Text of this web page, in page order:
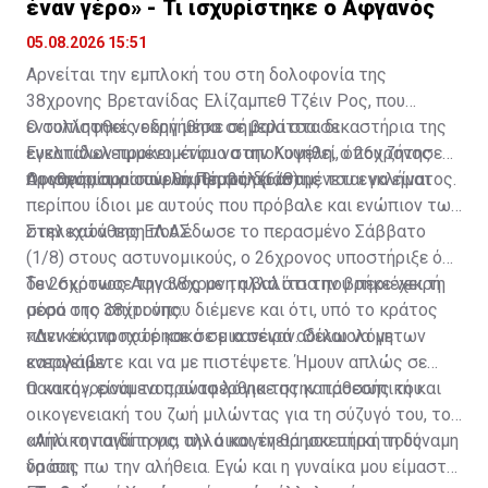
έναν γέρο» - Τι ισχυρίστηκε ο Αφγανός
05.08.2026 15:51
Αρνείται την εμπλοκή του στη δολοφονία της
38χρονης Βρετανίδας Ελίζαμπεθ Τζέιν Ρος, που
εντοπίστηκε νεκρή μέσα σε βαλίτσα σε
εγκαταλελειμμένο κτίριο στην Κυψέλη, ο 26χρονος
Αφγανός που συνελήφθη ως δράστης του εγκλήματος.
Ο συλληφθείς οδηγήθηκε σήμερα στα δικαστήρια της
Ευελπίδων προκειμένου να απολογηθεί, όπου ζήτησε
προθεσμία για αύριο, Πέμπτη (6/8).
Οι ισχυρισμοί που θα προβάλει αναμένεται να είναι
περίπου ίδιοι με αυτούς που πρόβαλε και ενώπιον των
στελεχών της ΕΛ.ΑΣ.
Στην κατάθεση που έδωσε το περασμένο Σάββατο
(1/8) στους αστυνομικούς, ο 26χρονος υποστήριξε ότι
δεν σκότωσε την 38χρονη αλλά ότι την βρήκε νεκρή
μέσα στο σπίτι όπου διέμενε και ότι, υπό το κράτος
πανικού, προχώρησε σε μια σειρά αδικαιολόγητων
ενεργειών.
Το 26χρονος Αφγανός με τη βαλίτσα που περιέχει τη
σορό της 38χρονης:
«Δεν έκανα ποτέ κακό σε κανέναν. Θέλω να με
καταλάβετε και να με πιστέψετε. Ήμουν απλώς σε
πανικό», είναι τα πρώτα λόγια της κατάθεσής του.
Ο κατηγορούμενος αναφέρθηκε στην προσωπική και
οικογενειακή του ζωή μιλώντας για τη σύζυγό του, το
ανήλικο παιδί τους, αλλά και τη θρησκευτική τους
δράση.
«Από την αγάπη για την οικογένειά μου πήρα τη δύναμη
να σας πω την αλήθεια. Εγώ και η γυναίκα μου είμαστε